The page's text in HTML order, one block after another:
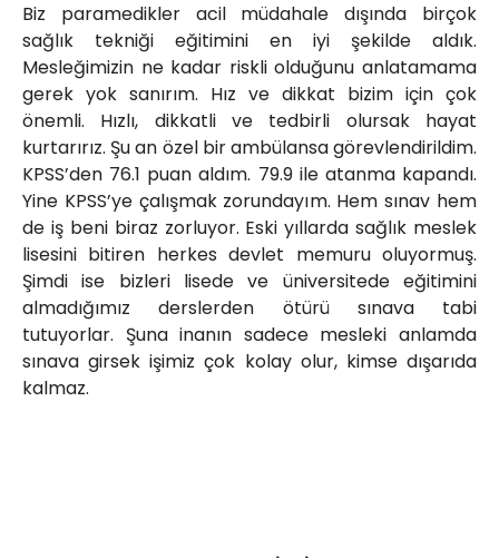
Biz paramedikler acil müdahale dışında birçok
sağlık tekniği eğitimini en iyi şekilde aldık.
Mesleğimizin ne kadar riskli olduğunu anlatamama
gerek yok sanırım. Hız ve dikkat bizim için çok
önemli. Hızlı, dikkatli ve tedbirli olursak hayat
kurtarırız. Şu an özel bir ambülansa görevlendirildim.
KPSS’den 76.1 puan aldım. 79.9 ile atanma kapandı.
Yine KPSS’ye çalışmak zorundayım. Hem sınav hem
de iş beni biraz zorluyor. Eski yıllarda sağlık meslek
lisesini bitiren herkes devlet memuru oluyormuş.
Şimdi ise bizleri lisede ve üniversitede eğitimini
almadığımız derslerden ötürü sınava tabi
tutuyorlar. Şuna inanın sadece mesleki anlamda
sınava girsek işimiz çok kolay olur, kimse dışarıda
kalmaz.